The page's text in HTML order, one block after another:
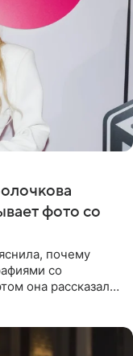
фото со
почему
со
она рассказала